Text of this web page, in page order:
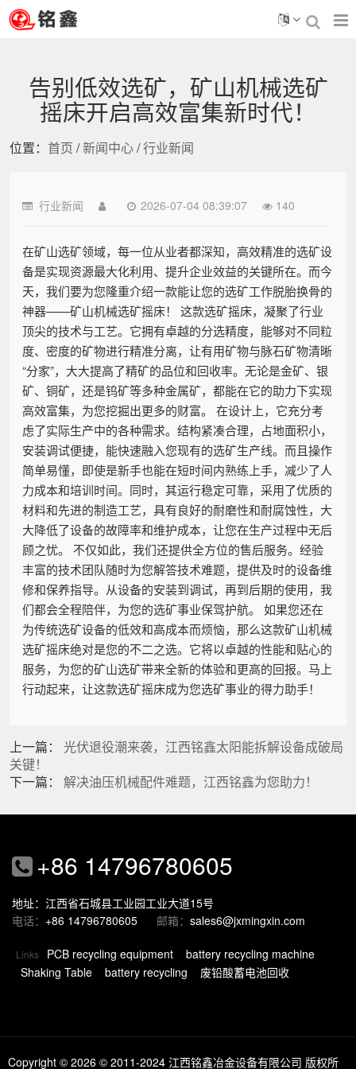
告别低效选矿，矿山机械选矿
摇床开启高效富集新时代！
位置： 首页 /新闻中心/行业新闻
行业新闻 2026-07-04 08:39:07 140
在矿山选矿领域，每一位从业者都深知，高效精准的选矿设
备是实现资源最大化利用、提升企业效益的关键所在。而今
天，我们要为您隆重介绍一款能让您的选矿工作脱胎换骨的
神器——矿山机械选矿摇床！ 这款选矿摇床，凝聚了行业
顶尖的技术与工艺。它拥有卓越的分选精度，能够对不同粒
度、密度的矿物进行精准分离，让有用矿物与脉石矿物清晰
“分家”，大大提高了精矿的品位和回收率。无论是金矿、银
矿、铜矿，还是钨矿等多种金属矿，都能在它的助力下实现
高效富集，为您挖掘出更多的财富。 在设计上，它充分考
虑了实际生产中的各种需求。结构紧凑合理，占地面积小，
安装调试便捷，能快速融入您现有的选矿生产线。而且操作
简单易懂，即使是新手也能在短时间内熟练上手，减少了人
力成本和培训时间。同时，其运行稳定可靠，采用了优质的
材料和先进的制造工艺，具有良好的耐磨性和耐腐蚀性，大
大降低了设备的故障率和维护成本，让您在生产过程中无后
顾之忧。 不仅如此，我们还提供全方位的售后服务。经验
丰富的技术团队随时为您解答技术难题，提供及时的设备维
修和保养指导。从设备的安装到调试，再到后期的使用，我
们都会全程陪伴，为您的选矿事业保驾护航。 如果您还在
为传统选矿设备的低效和高成本而烦恼，那么这款矿山机械
选矿摇床绝对是您的不二之选。它将以卓越的性能和贴心的
服务，为您的矿山选矿带来全新的体验和更高的回报。马上
行动起来，让这款选矿摇床成为您选矿事业的得力助手！
上一篇： 光伏退役潮来袭，江西铭鑫太阳能拆解设备成破局
关键！
下一篇： 解决油压机械配件难题，江西铭鑫为您助力！
+86 14796780605
地址：江西省石城县工业园工业大道15号
电话： +86 14796780605 邮箱： sales6@jxmingxin.com
Links PCB recycling equipment
battery recycling machine
Shaking Table
battery recycling 废铅酸蓄电池回收
Copyright © 2026 © 2011-2024 江西铭鑫冶金设备有限公司 版权所